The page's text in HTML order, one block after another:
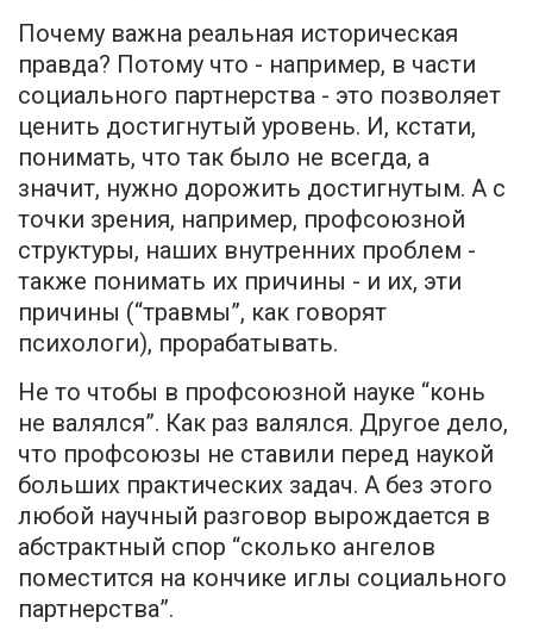
Почему важна реальная историческая
правда? Потому что - например, в части
социального партнерства - это позволяет
ценить достигнутый уровень. И, кстати,
понимать, что так было не всегда, а
значит, нужно дорожить достигнутым. А с
точки зрения, например, профсоюзной
структуры, наших внутренних проблем -
также понимать их причины - и их, эти
причины (“травмы”, как говорят
психологи), прорабатывать.
Не то чтобы в профсоюзной науке “конь
не валялся”. Как раз валялся. Другое дело,
что профсоюзы не ставили перед наукой
больших практических задач. А без этого
любой научный разговор вырождается в
абстрактный спор “сколько ангелов
поместится на кончике иглы социального
партнерства”.